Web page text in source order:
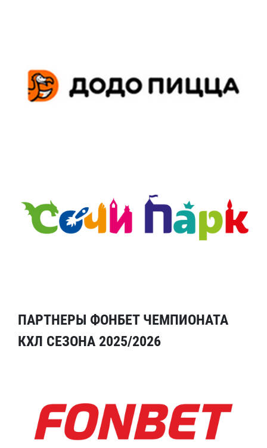
ПАРТНЕРЫ ФОНБЕТ ЧЕМПИОНАТА
КХЛ СЕЗОНА 2025/2026